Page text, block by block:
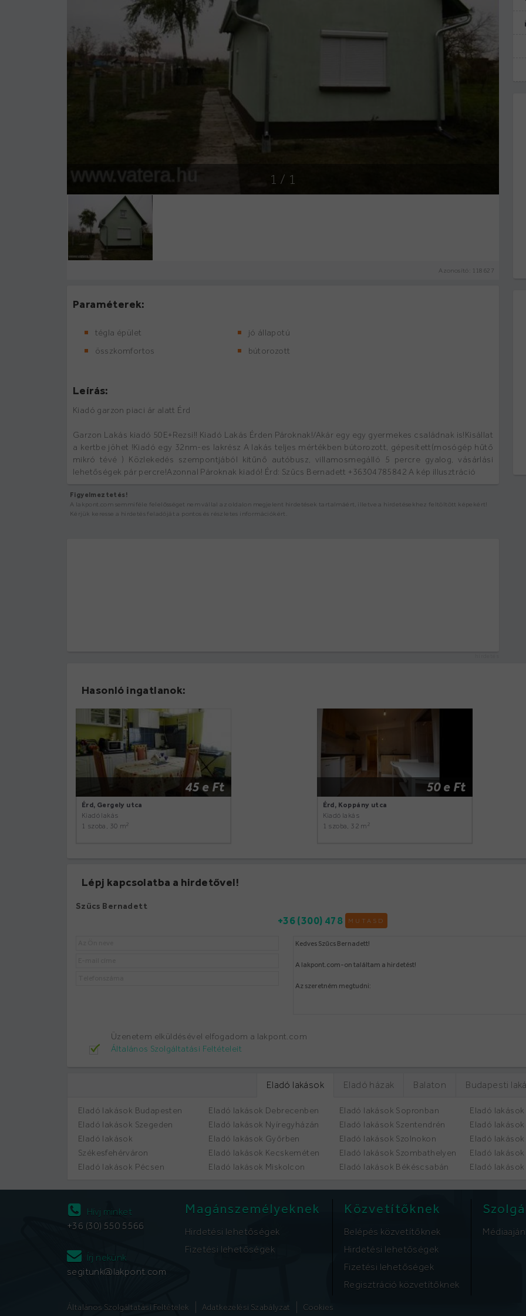
1 / 1
Azonosító: 118627
Paraméterek:
tégla épület
jó állapotú
összkomfortos
bútorozott
Leírás:
Kiadó garzon piaci ár alatt Érd
Garzon Lakás kiadó 50E+Rezsi!! Kiadó Lakás Érden Pároknak!/Akár egy egy gyermekes családnak is!Kisállat
a kertbe jöhet !Kiadó egy 32nm-es lakrész A lakás teljes mértékben bútorozott, gépesített(mosógép hűtő
mikró tévé ) Közlekedés szempontjából kitűnő autóbusz, villamosmegálló 5 percre gyalog, vásárlási
lehetőségek pár percre!Azonnal Pároknak kiadó! Érd: Szűcs Bernadett +36304785842 A kép illusztráció
Figyelmeztetés!
A lakpont.com semmiféle felelősséget nem vállal az oldalon megjelent hirdetések tartalmáért, illetve a hirdetésekhez feltöltött képekért!
Kérjük keresse a hirdetés feladóját a pontos és részletes információkért.
Hasonló ingatlanok:
45 e Ft
Érd, Gergely utca
Kiadó lakás
1 szoba, 30 m2
50 e Ft
Érd, Koppány utca
Kiadó lakás
1 szoba, 32 m 2
Lépj kapcsolatba a hirdetővel!
Szűcs Bernadett
MUTASD
+36 (300) 478
Üzenetem elküldésével elfogadom a lakpont.com
Általános Szolgáltatási Feltételeit
Budapesti
Balaton
Eladó házak
Eladó lakások
Eladó lakások Budapesten
Eladó lakások Szegeden
Eladó lakások
Székesfehérváron
Eladó lakások Pécsen
Eladó lakások Debrecenben
Eladó lakások Nyíregyházán
Eladó lakások Győrben
Eladó lakások Kecskeméten
Eladó lakások Miskolcon
Eladó lakások Sopronban
Eladó lakások Szentendrén
Eladó lakások Szolnokon
Eladó lakások Szombathelyen
Eladó lakások Békéscsabán
Eladó
Eladó
Eladó
Eladó
Eladó
Hívj minket
+36 (30) 550 5566
Írj nekünk
segitunk@lakpont.com
Magánszemélyeknek
Hirdetési lehetőségek
Fizetési lehetőségek
Közvetítőknek
Belépés közvetítőknek
Hirdetési lehetőségek
Fizetési lehetőségek
Regisztráció közvetítőknek
Általános Szolgáltatási Feltételek Adatkezelési Szabályzat Cookies